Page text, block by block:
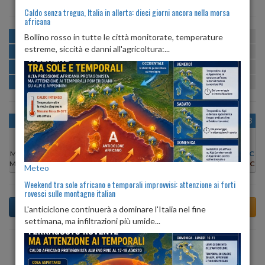
MATTINA min:20º max:27º U:63%
POMERIGGIO min:28º max:30º
SERA min: 23º max:31º U:76%-87%
NOTTE min:21º max:23º U:86%
OGGI
Min:
21°C
Max:27°C
SAB 08
Min:
20°C
Max:27°C
DOM 09
Min:19°C
Max:26°C
LUN 10
Min:20°C
Max:26°C
MAR 11
Min:
22°C
Max:26°C
MER 12
Min:19°C
Max:26°C
GIO 13
Min:
19°C
Max:26°C
Previsioni del Tempo a Tolve di domani
Caldo senza tregua, Italia in allerta: dieci giorni ancora nella morsa
africana
Bollino rosso in tutte le città monitorate, temperature
estreme, siccità e danni all'agricoltura:...
Meteo
Weekend tra sole africano e temporali improvvisi: attenzione ai forti
rovesci sulle montagne italian
L'anticiclone continuerà a dominare l'Italia nel fine
settimana, ma infiltrazioni più umide...